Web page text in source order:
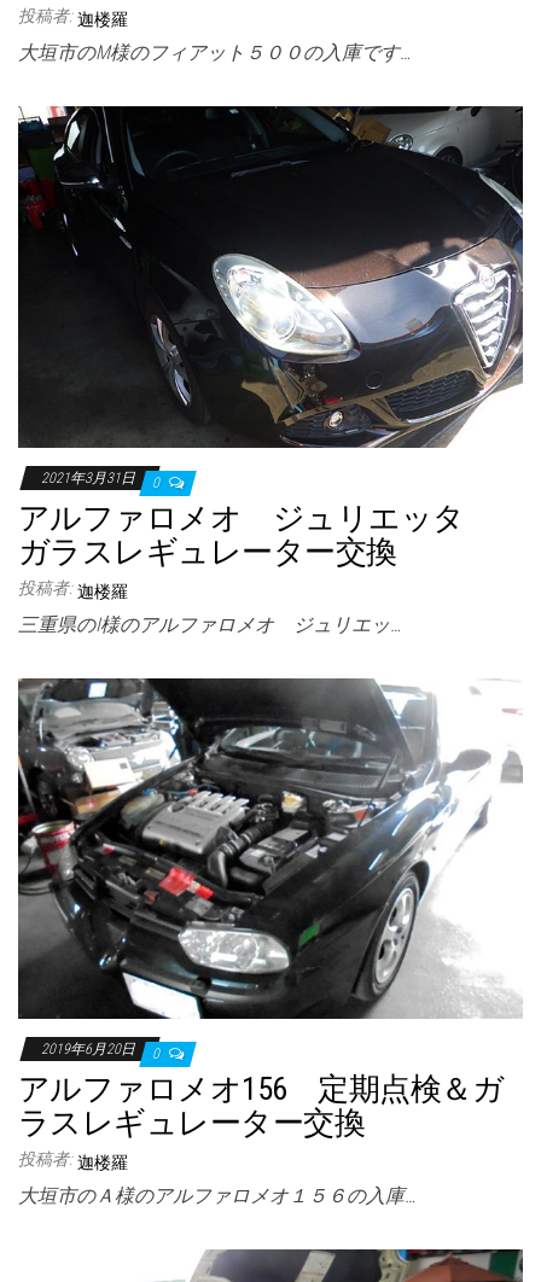
投稿者: 迦楼羅
大垣市のM様のフィアット５００の入庫です…
2021年3月31日 0
アルファロメオ ジュリエッタ
ガラスレギュレーター交換
投稿者: 迦楼羅
三重県のI様のアルファロメオ ジュリエッ…
2019年6月20日 0
アルファロメオ156 定期点検＆ガ
ラスレギュレーター交換
投稿者: 迦楼羅
大垣市のＡ様のアルファロメオ１５６の入庫…